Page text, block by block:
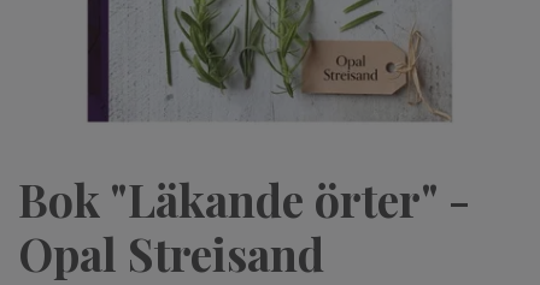
Bok "Läkande örter" -
Opal Streisand